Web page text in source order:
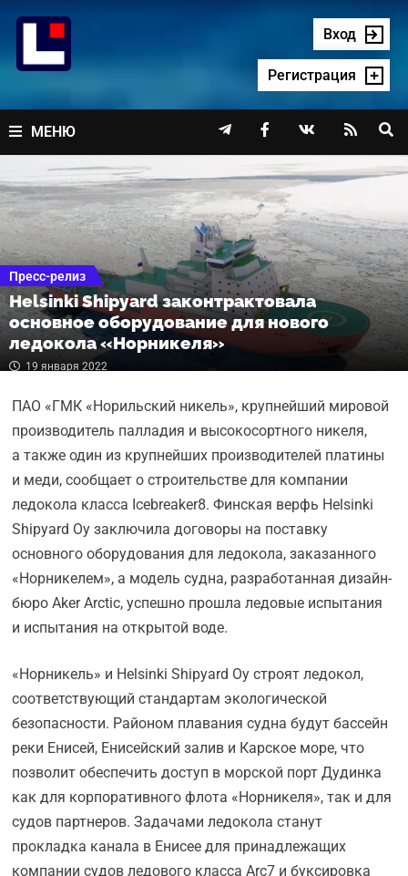
содержимому
Вход
Регистрация
МЕНЮ    
Пресс-релиз
Helsinki Shipyard законтрактовала
основное оборудование для нового
ледокола «Норникеля»
19 января 2022
ПАО «ГМК «Норильский никель», крупнейший мировой
производитель палладия и высокосортного никеля,
а также один из крупнейших производителей платины
и меди, сообщает о строительстве для компании
ледокола класса Icebreaker8. Финская верфь Helsinki
Shipyard Oy заключила договоры на поставку
основного оборудования для ледокола, заказанного
«Норникелем», а модель судна, разработанная дизайн-
бюро Aker Arctic, успешно прошла ледовые испытания
и испытания на открытой воде.
«Норникель» и Helsinki Shipyard Oy строят ледокол,
соответствующий стандартам экологической
безопасности. Районом плавания судна будут бассейн
реки Енисей, Енисейский залив и Карское море, что
позволит обеспечить доступ в морской порт Дудинка
как для корпоративного флота «Норникеля», так и для
судов партнеров. Задачами ледокола станут
прокладка канала в Енисее для принадлежащих
компании судов ледового класса Arc7 и буксировка